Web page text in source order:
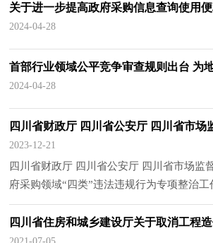
关于进一步提高政府采购信息查询使用
2024-04-28
2024-04-28
2023-12-21
四川省财政厅 四川省公安厅 四川省市场监
府采购领域“四类”违法违规行为专项整治工